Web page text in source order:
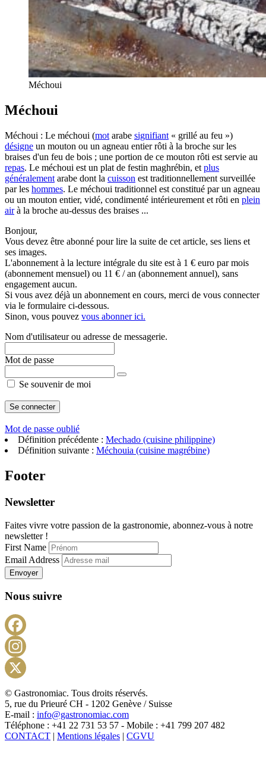
Méchoui
Méchoui
Méchoui : Le méchoui (mot arabe signifiant « grillé au feu »)
désigne un mouton ou un agneau entier rôti à la broche sur les
braises d'un feu de bois ; une portion de ce mouton rôti est servie au
repas. Le méchoui est un plat de festin maghrébin, et plus
généralement arabe dont la cuisson est traditionnellement surveillée
par les hommes. Le méchoui traditionnel est constitué par un agneau
ou un mouton entier, vidé, condimenté intérieurement et rôti en plein
airà la broche au-dessus des braises ...
Bonjour,
Vous devez être abonné pour lire la suite de cet article, ses liens et
ses images.
L'abonnement à la lecture intégrale du site est à 1 € euro par mois
(abonnement mensuel) ou 11 € / an (abonnement annuel), sans
engagement aucun.
Si vous avez déjà un abonnement en cours, merci de vous connecter
via le formulaire ci-dessous.
Sinon, vous pouvez vous abonner ici.
Nom d'utilisateur ou adresse de messagerie.
Mot de passe
Se souvenir de moi
Mot de passe oublié
Définition précédente : Mechado (cuisine philippine)
Définition suivante : Méchouia (cuisine magrébine)
Footer
Newsletter
Faites vivre votre passion de la gastronomie, abonnez-vous à notre
newsletter !
First Name
Email Address
Envoyer
Nous suivre
X
© Gastronomiac. Tous droits réservés.
5, rue du Prieuré CH - 1202 Genève / Suisse
E-mail : info@gastronomiac.com
Téléphone : +41 22 731 53 57 - Mobile : +41 799 207 482
CONTACT | Mentions légales | CGVU